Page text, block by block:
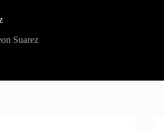
Suarez